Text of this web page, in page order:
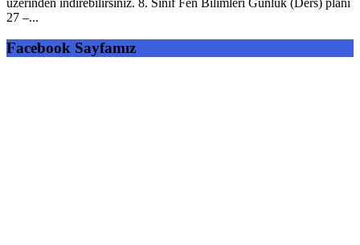
27 –...
Facebook Sayfamız